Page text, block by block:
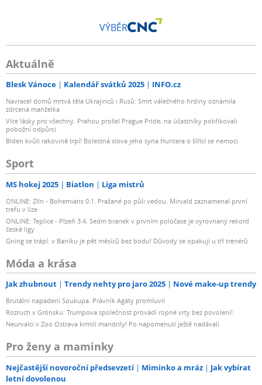
VÝBĚR
Aktuálně
Blesk Vánoce Kalendář svátků 2025 INFO.cz
Navracel domů mrtvá těla Ukrajinců i Rusů: Smrt válečného hrdiny oznámila
zdrcená manželka
Více lásky pro všechny. Prahou prošel Prague Pride, na účastníky pokřikovali
pobožní odpůrci
Biden kvůli rakovině trpí! Bolestná slova jeho syna Huntera o šířící se nemoci
Sport
MS hokej 2025 Biatlon Liga mistrů
ONLINE: Zlín - Bohemians 0:1. Pražané po půli vedou. Mirvald zaznamenal první
trefu v lize
ONLINE: Teplice - Plzeň 3:4. Sedm branek v prvním poločase je vyrovnaný rekord
české ligy
Gning se trápí: v Baníku je pět měsíců bez bodu! Důvody se opakují u tří trenérů
Móda a krása
Jak zhubnout Trendy nehty pro jaro 2025 Nové make-up trendy
Brutální napadení Soukupa. Právník Agáty promluvil
Rozruch v Grónsku: Trumpova společnost provádí ropné vrty bez povolení!
Neurvalci v Zoo Ostrava krmili mandrily! Po napomenutí ještě nadávali
Pro ženy a maminky
Nejčastější novoroční předsevzetí Miminko a mráz
Jak vybírat
letní dovolenou